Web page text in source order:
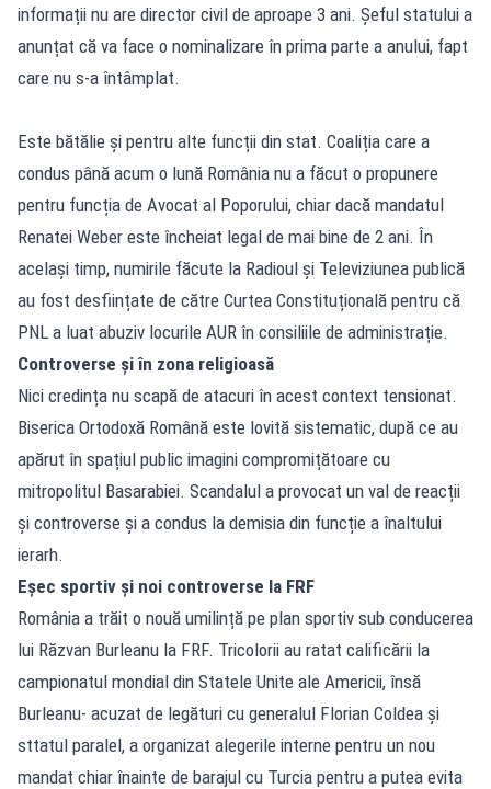
informații nu are director civil de aproape 3 ani. Șeful statului a
anunțat că va face o nominalizare în prima parte a anului, fapt
care nu s-a întâmplat.
Este bătălie și pentru alte funcții din stat. Coaliția care a
condus până acum o lună România nu a făcut o propunere
pentru funcția de Avocat al Poporului, chiar dacă mandatul
Renatei Weber este încheiat legal de mai bine de 2 ani. În
același timp, numirile făcute la Radioul și Televiziunea publică
au fost desființate de către Curtea Constituțională pentru că
PNL a luat abuziv locurile AUR în consiliile de administrație.
Controverse și în zona religioasă
Nici credința nu scapă de atacuri în acest context tensionat.
Biserica Ortodoxă Română este lovită sistematic, după ce au
apărut în spațiul public imagini compromițătoare cu
mitropolitul Basarabiei. Scandalul a provocat un val de reacții
și controverse și a condus la demisia din funcție a înaltului
ierarh.
Eșec sportiv și noi controverse la FRF
România a trăit o nouă umilință pe plan sportiv sub conducerea
lui Răzvan Burleanu la FRF. Tricolorii au ratat calificării la
campionatul mondial din Statele Unite ale Americii, însă
Burleanu- acuzat de legături cu generalul Florian Coldea și
sttatul paralel, a organizat alegerile interne pentru un nou
mandat chiar înainte de barajul cu Turcia pentru a putea evita